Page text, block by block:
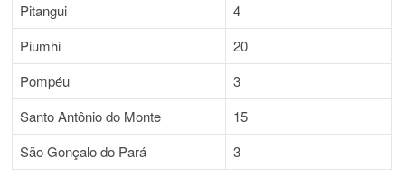
Pitangui
4
Piumhi
20
Pompéu
3
Santo Antônio do Monte
15
São Gonçalo do Pará
3